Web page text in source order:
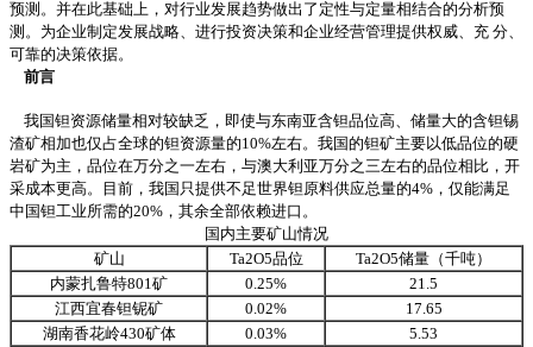
预测。并在此基础上，对行业发展趋势做出了定性与定量相结合的分析预
测。为企业制定发展战略、进行投资决策和企业经营管理提供权威、充 分、
可靠的决策依据。
前言
我国钽资源储量相对较缺乏，即使与东南亚含钽品位高、储量大的含钽锡
渣矿相加也仅占全球的钽资源量的10%左右。我国的钽矿主要以低品位的硬
岩矿为主，品位在万分之一左右，与澳大利亚万分之三左右的品位相比，开
采成本更高。目前，我国只提供不足世界钽原料供应总量的4%，仅能满足
中国钽工业所需的20%，其余全部依赖进口。
国内主要矿山情况
矿山
Ta2O5品位 Ta2O5储量（千吨）
内蒙扎鲁特801矿
0.25%
21.5
江西宜春钽铌矿
0.02%
17.65
湖南香花岭430矿体
0.03%
5.53